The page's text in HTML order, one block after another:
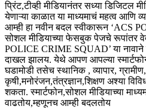
प्रिंट,टीव्ही मीडियानंतर सध्या डिजिटल
येणाऱ्या काळात या माध्यमाचं महत्व आणि
आम्ही हा नवीन बदल स्वीकारून ‘ACS
सोशल मीडियाच्या फेसबुक पेजचे रूपांतर
POLICE CRIME SQUAD’ या
दाखल झालय. येथे आपण आपल्या
घडामोडी तसेच स्थानिक , व्यापार,
कृषी,मनोरंजन,तंत्रज्ञान,शिक्षण अश्या
शकता. स्मार्टफोन,सोशल मीडियाच्या
वाढतोय,म्हणूनच आम्ही बदलतोय